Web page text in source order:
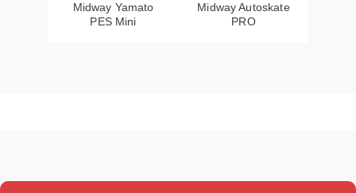
Midway Yamato
PES Mini
Midway Autoskate
PRO